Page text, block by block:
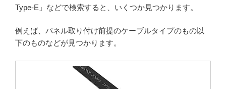
Type-E」などで検索すると、いくつか見つかります。
例えば、パネル取り付け前提のケーブルタイプのもの以
下のものなどが見つかります。